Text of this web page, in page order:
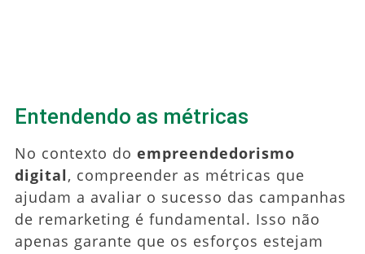
Entendendo as métricas
No contexto do empreendedorismo
digital, compreender as métricas que
ajudam a avaliar o sucesso das campanhas
de remarketing é fundamental. Isso não
apenas garante que os esforços estejam